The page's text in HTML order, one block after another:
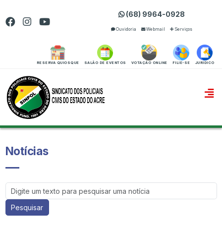
(68) 9964-0928
Ouvidoria Webmail Serviços
RESERVA QUIOSQUE SALÃO DE EVENTOS VOTAÇÃO ONLINE FILIE-SE JURIDICO
Notícias
Pesquisar